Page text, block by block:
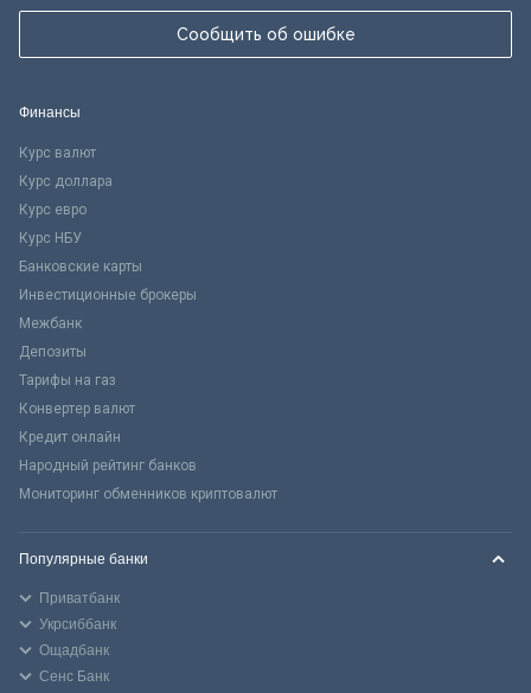
Сообщить об ошибке
Финансы
Курс валют
Курс доллара
Курс евро
Курс НБУ
Банковские карты
Инвестиционные брокеры
Межбанк
Депозиты
Тарифы на газ
Конвертер валют
Кредит онлайн
Народный рейтинг банков
Мониторинг обменников криптовалют
Популярные банки
Приватбанк
Укрсиббанк
Ощадбанк
Сенс Банк